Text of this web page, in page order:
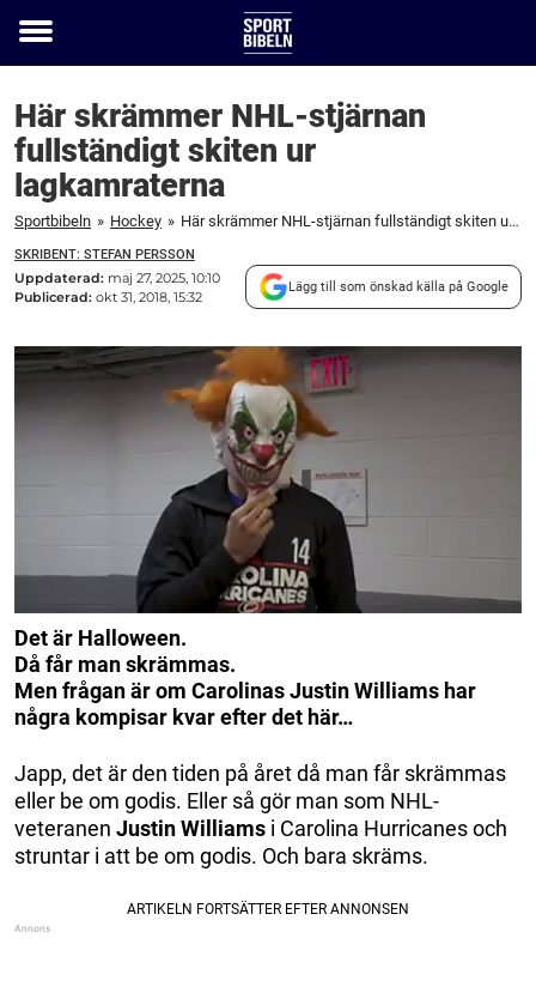
Toggle
Här skrämmer NHL-stjärnan
fullständigt skiten ur
lagkamraterna
Sportbibeln » Hockey » Här skrämmer NHL-stjärnan fullständigt skiten ur lagkamraterna
SKRIBENT: STEFAN PERSSON
Uppdaterad: maj 27, 2025, 10:10
Publicerad: okt 31, 2018, 15:32
Lägg till som önskad källa på Google
Det är Halloween.
Då får man skrämmas.
Men frågan är om Carolinas Justin Williams har
några kompisar kvar efter det här…
Japp, det är den tiden på året då man får skrämmas
eller be om godis. Eller så gör man som NHL-
veteranen Justin Williams i Carolina Hurricanes och
struntar i att be om godis. Och bara skräms.